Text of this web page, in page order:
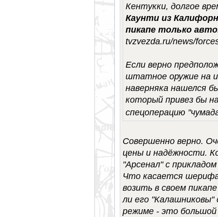
Кентукки, долгое
Каунти из
пикапе только
tvzvezda.ru/news/
Если верно
штатное оружие на
наверняка нашелся
который привез бы
спецоперацию
Совершенно верно.
цены и надёжности.
"Арсенал" с
Что касается
возить в своем
ли его
режиме - это